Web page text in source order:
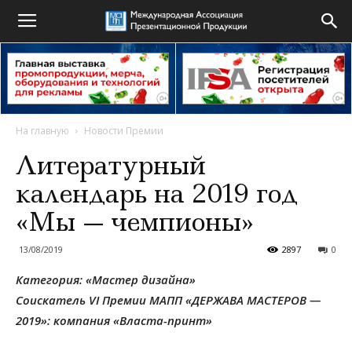
На главную Новости Премии
Литературный
календарь на 2019 год
«Мы — чемпионы»
13/08/2019 0
2897
Категория: «Мастер дизайна»
Соискатель VI Премии МАПП «ДЕРЖАВА МАСТЕРОВ —
2019»: компания «Власта-принт»